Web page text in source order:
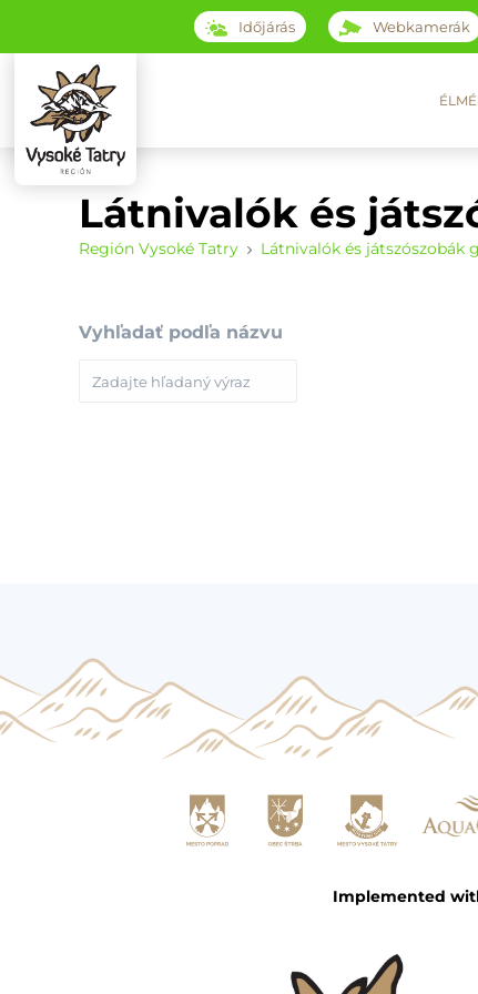
Időjárás Webkamerák
Látnivalók és
Región Vysoké Tatry Látnivalók és játszószobák
Vyhľadať podľa názvu
Implemented